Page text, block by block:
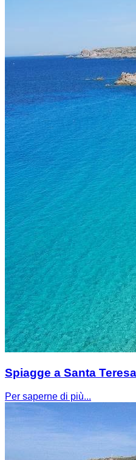
Spiagge a Santa
Per saperne di più...